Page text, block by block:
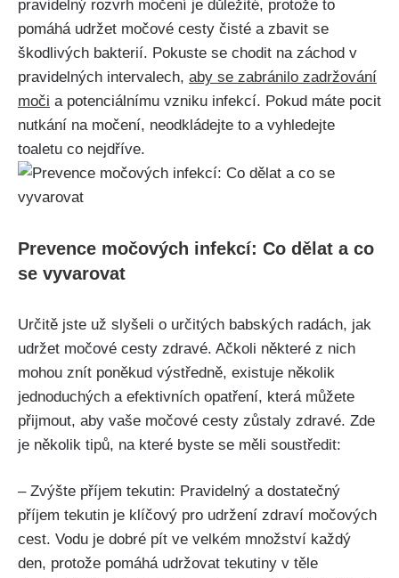
pravidelný​ rozvrh ⁢močení je důležité, protože to
pomáhá udržet močové ‍cesty čisté a zbavit ⁤se
škodlivých bakterií. Pokuste se chodit ⁤na záchod v‍
pravidelných intervalech,⁤ aby se zabránilo zadržování
moči a‍ potenciálnímu vzniku infekcí. Pokud máte ⁤pocit
nutkání⁤ na močení, neodkládejte⁢ to a⁢ vyhledejte
toaletu⁢ co nejdříve.
Prevence močových infekcí: Co ⁣dělat⁣ a co
se vyvarovat
Určitě jste už ‍slyšeli o​ určitých babských​ radách,⁤ jak‍
udržet⁢ močové ​cesty ⁣zdravé. ‌Ačkoli ⁢některé⁤ z nich
mohou znít poněkud ‍výstředně, existuje několik
jednoduchých‌ a efektivních opatření,⁤ která můžete‌
přijmout, aby‌ vaše močové ⁢cesty zůstaly zdravé. Zde
⁢je několik tipů,‌ na které‌ byste se měli soustředit:
– ⁣Zvýšte příjem ‍tekutin: Pravidelný a dostatečný
příjem tekutin je ​klíčový pro udržení zdraví močových‌
cest. Vodu⁣ je dobré pít ve velkém množství ‍každý
den, protože pomáhá udržovat⁤ tekutiny⁤ v těle‌